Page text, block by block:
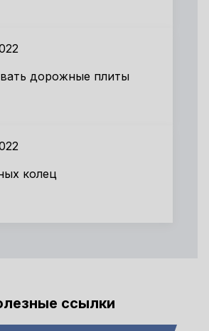
дорожные плиты
колец
ссылки